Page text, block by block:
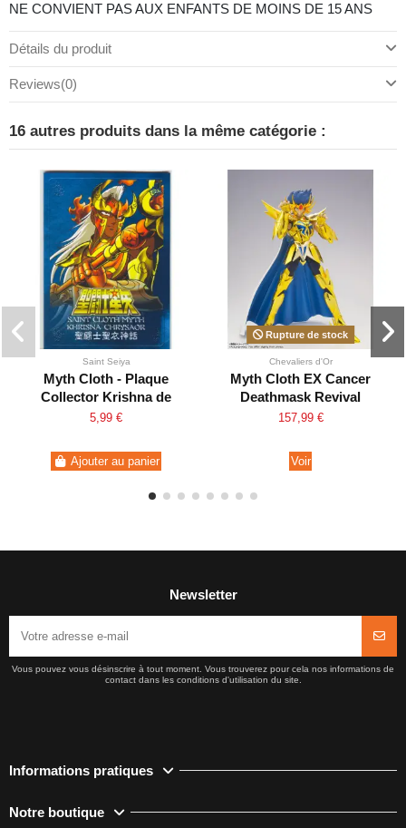
NE CONVIENT PAS AUX ENFANTS DE MOINS DE 15 ANS
Détails du produit
Reviews(0)
16 autres produits dans la même catégorie :
Saint Seiya
Myth Cloth - Plaque
Collector Krishna de
Chrysaor
5,99 €
Ajouter au panier
Rupture de stock
Chevaliers d'Or
Myth Cloth EX Cancer
Deathmask Revival
157,99 €
Voir
Newsletter
Vous pouvez vous désinscrire à tout moment. Vous trouverez pour cela nos informations de
contact dans les conditions d'utilisation du site.
Informations pratiques
Notre boutique